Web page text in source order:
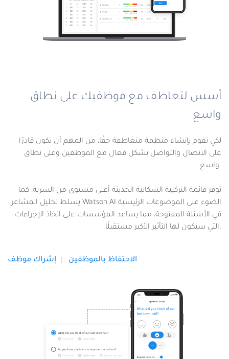
أسس لتعاطف مع موظفيك على نطاق
واسع
لكي تقوم بإنشاء منظمة متعاطفة حقًا، من المهم أن تكون قادرًا
على الاتصال والتواصل بشكل فعال مع الموظفين وعلى نطاق
واسع.
توفر قائمة التركيبة السكانية الحديثة أعلى مستوى من السرية، كما
يسلط تحليل المشاعر Watson AI الضوء على الموضوعات الرئيسية
في الأسئلة المفتوحة، مما يساعد المؤسسات على اتخاذ الإجراءات
التي سيكون لها التأثير الأكبر مستقبلًا.
إشراك موظف الاحتفاظ بالموظفين